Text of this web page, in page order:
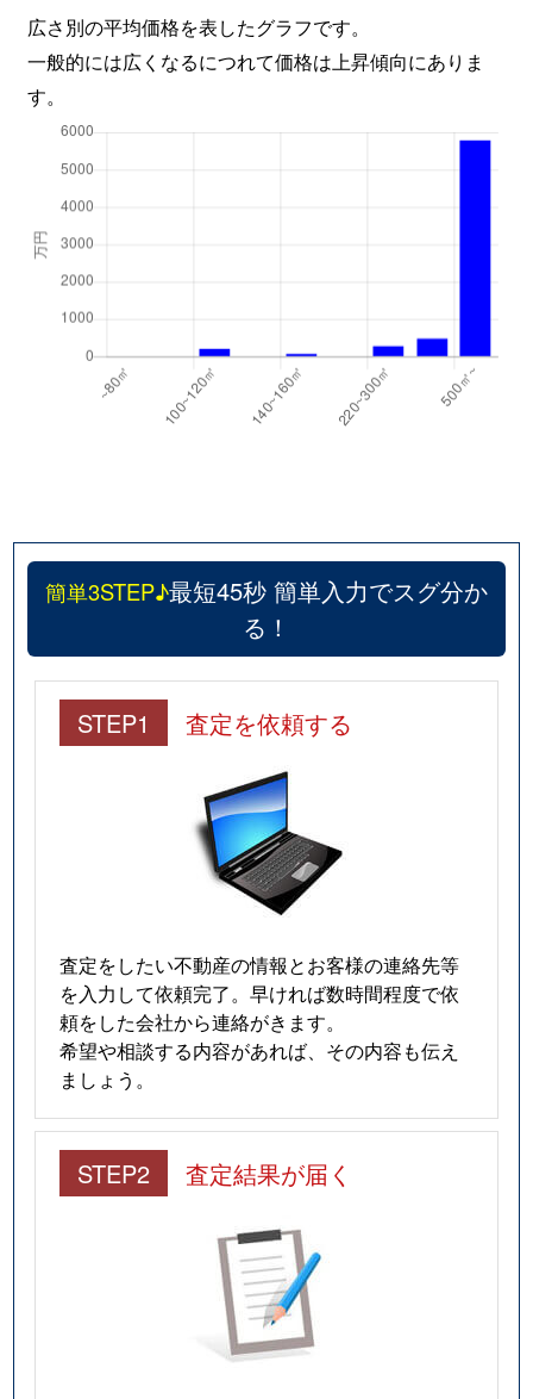
広さ別の平均価格を表したグラフです。
一般的には広くなるにつれて価格は上昇傾向にありま
す。
簡単3STEP♪最短45秒 簡単入力でスグ分か
る！
STEP1 査定を依頼する
査定をしたい不動産の情報とお客様の連絡先等
を入力して依頼完了。早ければ数時間程度で依
頼をした会社から連絡がきます。
希望や相談する内容があれば、その内容も伝え
ましょう。
STEP2 査定結果が届く